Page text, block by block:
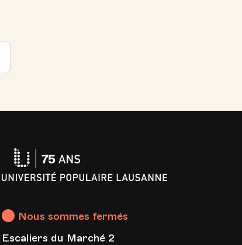
Nous sommes fermés
Escaliers du Marché 2